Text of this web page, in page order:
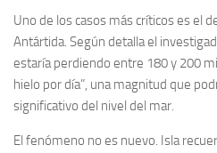
Uno de los casos más críticos es el
Antártida. Según detalla el
estaría perdiendo entre 180 y 200
hielo por día”, una magnitud que
significativo del nivel del mar.
El fenómeno no es nuevo. Isla